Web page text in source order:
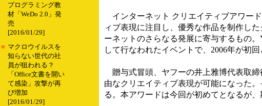
プログラミング教
材「WeDo 2.0」発
売
[2016/01/29]
■ マクロウイルスを
知らない世代の社
員が狙われる？
「Office文書を開い
て感染」攻撃が再
び増加
[2016/01/29]
インターネット クリエイティブアワー
ィブ表現に注目し、優秀な作品を制作し
ーネットのさらなる発展に寄与するもの
して行なわれたイベントで、2006年が初回
贈与式冒頭、ヤフーの井上雅博代表取
由なクリエイティブ表現が可能になった
る。本アワードは今回が初めてとなるが